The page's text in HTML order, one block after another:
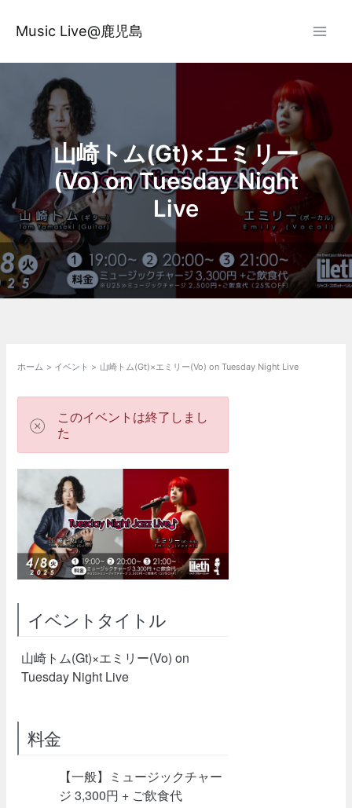
ス
Music Live@鹿児島
山崎トム(Gt)×エミリー
(Vo) on Tuesday Night
Live
ホーム イベント 山崎トム(Gt)×エミリー(Vo) on Tuesday Night Live
このイベントは終了しまし
た
イベントタイトル
山崎トム(Gt)×エミリー(Vo) on
Tuesday Night Live
料金
【一般】ミュージックチャー
ジ 3,300円 + ご飲食代